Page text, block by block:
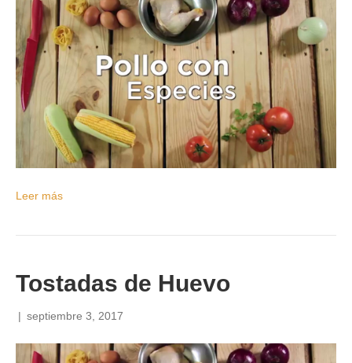
Leer más
Tostadas de Huevo
| septiembre 3, 2017